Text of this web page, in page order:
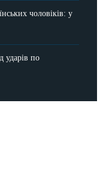
чоловіків: у
ударів по